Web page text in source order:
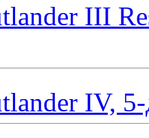
III
IV,